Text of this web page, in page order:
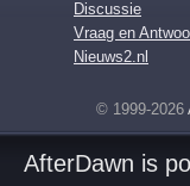
Discussie
Vraag en
Nieuws2.nl
© 1999-2026
AfterDawn is